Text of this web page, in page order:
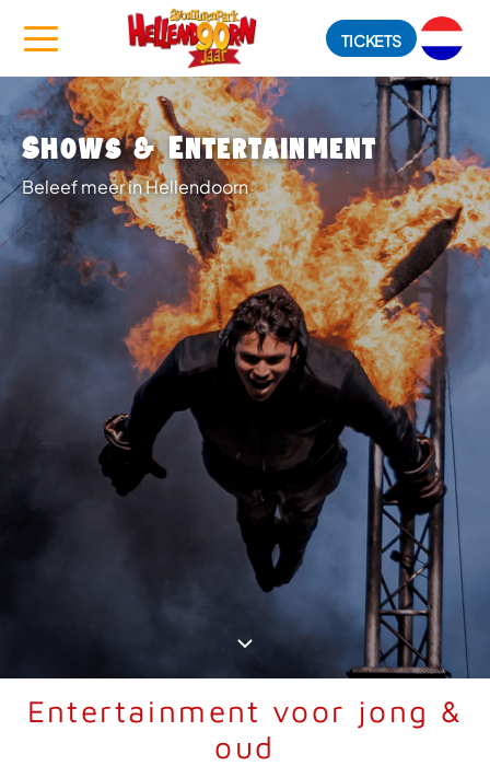
TICKETS
Shows & Entertainment
Beleef meer in Hellendoorn
Entertainment voor jong &
oud